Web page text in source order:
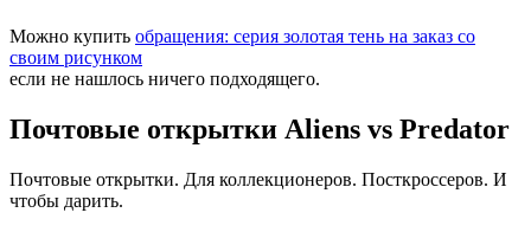
Можно купить обращения: серия золотая тень на заказ со
своим рисунком
если не нашлось ничего подходящего.
Почтовые открытки Aliens vs Predator
Почтовые открытки. Для коллекционеров. Посткроссеров. И
чтобы дарить.